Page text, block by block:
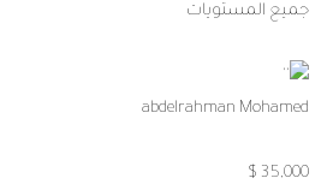
جميع المستويات
abdelrahman Mohamed
35,000 $